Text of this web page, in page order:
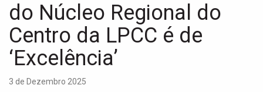
do Núcleo Regional do
Centro da LPCC é de
‘Excelência’
3 de Dezembro 2025